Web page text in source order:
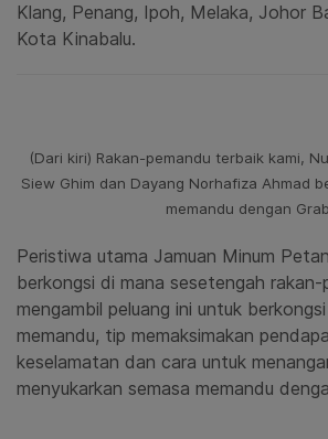
Klang, Penang, Ipoh, Melaka, Johor
Kota Kinabalu.
(Dari kiri) Rakan-pemandu terbaik kami,
Siew Ghim dan Dayang Norhafiza Ahmad
memandu dengan Grab
Peristiwa utama Jamuan Minum
berkongsi di mana sesetengah
mengambil peluang ini untuk
memandu, tip memaksimakan
keselamatan dan cara untuk
menyukarkan semasa memandu